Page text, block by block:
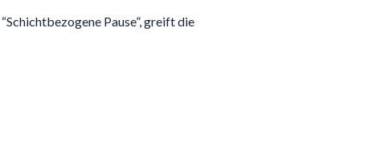
Pause”, greift die